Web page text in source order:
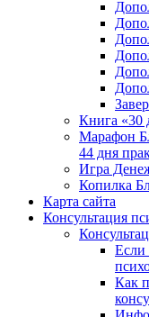
Книга «30
Марафон
44 дня
Игра
Копилка
Карта сайта
Консультация
Если
Как